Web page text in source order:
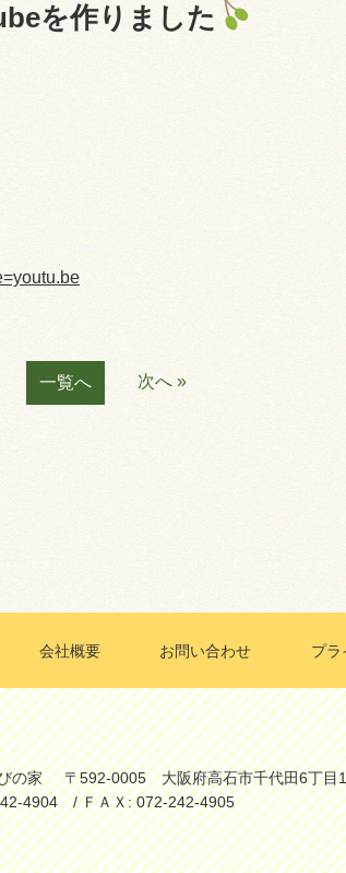
を作りました
一覧へ 次へ »
会社概要 お問い合わせ プラ
の家
〒592-0005 大阪府高石市千代田6丁目
4904 / ＦＡＸ: 072-242-4905